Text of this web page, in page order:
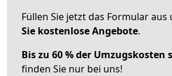
Füllen Sie jetzt das Formular aus
Sie kostenlose Angebote.
Bis zu 60 % der Umzugskosten
finden Sie nur bei uns!